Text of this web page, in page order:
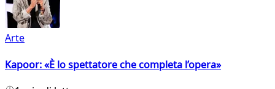
Arte
Kapoor: «È lo spettatore che completa l’opera»